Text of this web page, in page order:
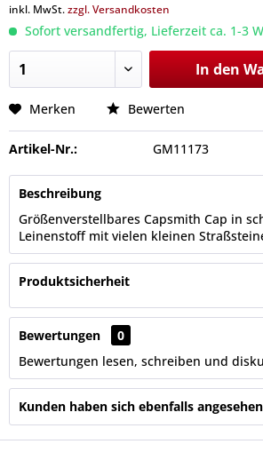
inkl. MwSt.zzgl. Versandkosten
Sofort versandfertig, Lieferzeit ca. 1-3
In den
Merken Bewerten
Artikel-Nr.: GM11173
Beschreibung
Größenverstellbares Capsmith Cap in
Leinenstoff mit vielen kleinen
Produktsicherheit
Bewertungen
0
Bewertungen lesen, schreiben und
Kunden haben sich ebenfalls angesehen